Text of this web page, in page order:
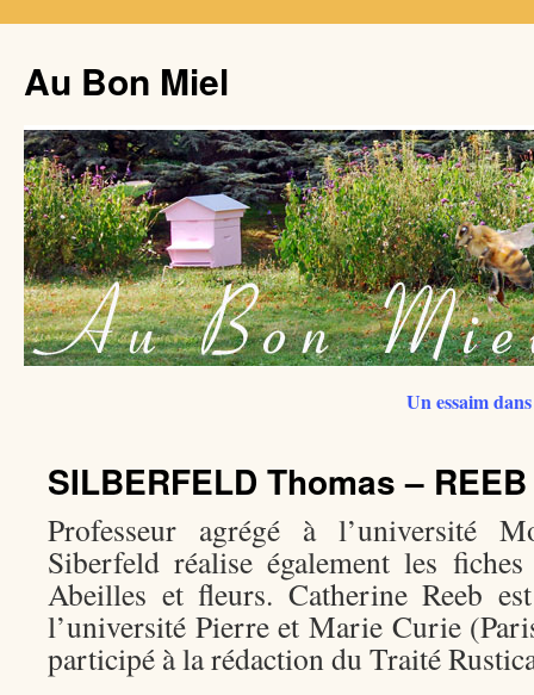
Au Bon Miel
Un essaim
SILBERFELD Thomas –
Professeur agrégé à l’université
Siberfeld réalise également les
Abeilles et fleurs. Catherine Reeb
l’université Pierre et Marie Curie
participé à la rédaction du Traité